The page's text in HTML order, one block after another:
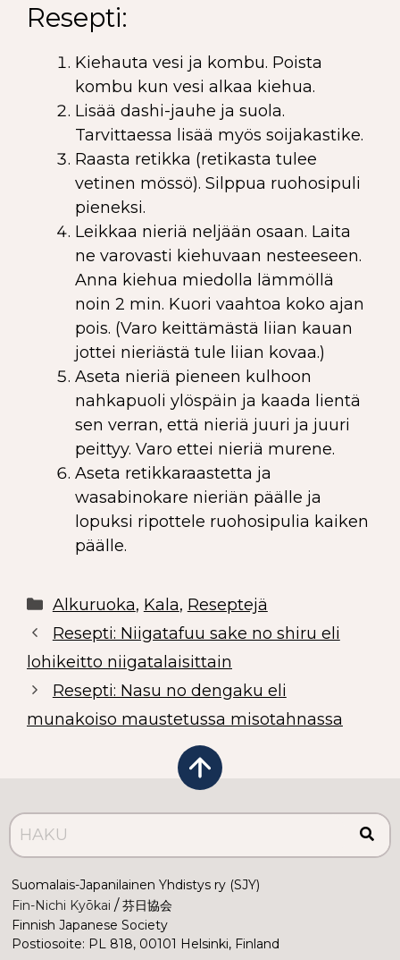
Resepti:
Kiehauta vesi ja kombu. Poista
kombu kun vesi alkaa kiehua.
Lisää dashi-jauhe ja suola.
Tarvittaessa lisää myös soijakastike.
Raasta retikka (retikasta tulee
vetinen mössö). Silppua ruohosipuli
pieneksi.
Leikkaa nieriä neljään osaan. Laita
ne varovasti kiehuvaan nesteeseen.
Anna kiehua miedolla lämmöllä
noin 2 min. Kuori vaahtoa koko ajan
pois. (Varo keittämästä liian kauan
jottei nieriästä tule liian kovaa.)
Aseta nieriä pieneen kulhoon
nahkapuoli ylöspäin ja kaada lientä
sen verran, että nieriä juuri ja juuri
peittyy. Varo ettei nieriä murene.
Aseta retikkaraastetta ja
wasabinokare nieriän päälle ja
lopuksi ripottele ruohosipulia kaiken
päälle.
Alkuruoka, Kala, Reseptejä
Resepti: Niigatafuu sake no shiru eli
lohikeitto niigatalaisittain
Resepti: Nasu no dengaku eli
munakoiso maustetussa misotahnassa
Suomalais-Japanilainen Yhdistys ry (SJY)
Fin-Nichi Kyōkai / 芬日協会
Finnish Japanese Society
Postiosoite: PL 818, 00101 Helsinki, Finland